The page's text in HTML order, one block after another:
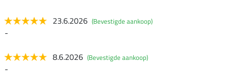
23.6.2026 (Bevestigde aankoop)
-
8.6.2026 (Bevestigde aankoop)
-